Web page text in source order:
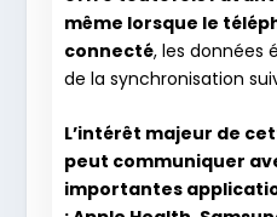
même lorsque le
connecté, les données
de la synchronisation
L’intérêt majeur de
peut communiquer
importantes